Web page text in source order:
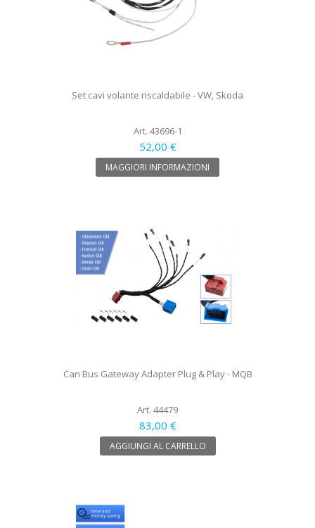
Set cavi volante riscaldabile - VW, Skoda
Art. 43696-1
52,00 €
MAGGIORI INFORMAZIONI
Can Bus Gateway Adapter Plug & Play - MQB
Art. 44479
83,00 €
AGGIUNGI AL CARRELLO